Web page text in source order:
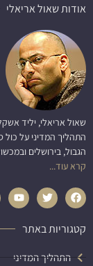
אודות שאול אריאלי
התהליך המדיני על כול
הגבול, בירושלים
קרא עוד...
קטגוריות באתר
התהליך המדיני